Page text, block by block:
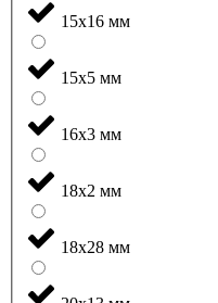
15x16 мм
15x5 мм
16x3 мм
18x2 мм
18x28 мм